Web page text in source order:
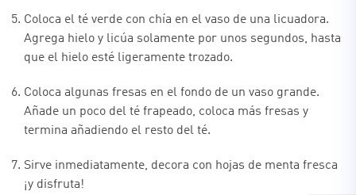
Coloca el té verde con chía en el vaso de una licuadora.
Agrega hielo y licúa solamente por unos segundos, hasta
que el hielo esté ligeramente trozado.
Coloca algunas fresas en el fondo de un vaso grande.
Añade un poco del té frapeado, coloca más fresas y
termina añadiendo el resto del té.
Sirve inmediatamente, decora con hojas de menta fresca
¡y disfruta!